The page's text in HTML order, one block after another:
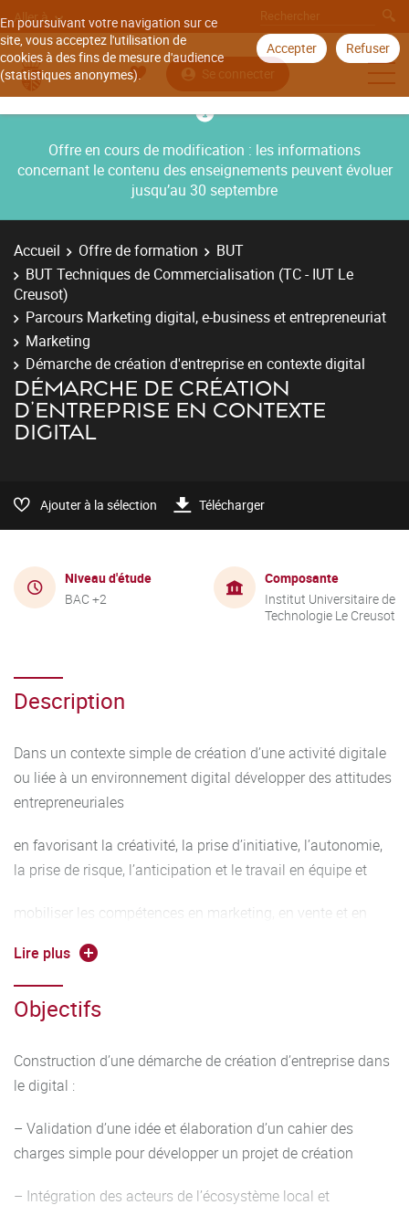
En poursuivant votre navigation sur ce
site, vous acceptez l'utilisation de
cookies à des fins de mesure d'audience
(statistiques anonymes).
Accepter Refuser
Aller à
Se connecter
Offre en cours de modification : les informations
concernant le contenu des enseignements peuvent évoluer
jusqu’au 30 septembre
Accueil Offre de formation
BUT
BUT Techniques de Commercialisation (TC - IUT Le
Creusot)
Parcours Marketing digital, e-business et entrepreneuriat
Marketing
Démarche de création d'entreprise en contexte digital
DÉMARCHE DE CRÉATION
D'ENTREPRISE EN CONTEXTE
DIGITAL
Ajouter à la sélection Télécharger
Niveau d'étude
BAC +2
Composante
Institut Universitaire de
Technologie Le Creusot
Description
Dans un contexte simple de création d’une activité digitale
ou liée à un environnement digital développer des attitudes
entrepreneuriales
en favorisant la créativité, la prise d’initiative, l’autonomie,
la prise de risque, l’anticipation et le travail en équipe et
mobiliser les compétences en marketing, en vente et en
La problématique professionnelle est centrée sur la
proposition d’idées de création d’entreprise en les situant
l’existant et sur la sensibilisation au choix du statut
juridique de l’organisation en tenant compte des
singularités d’une activité digitale ou hybride.
Lire plus
Objectifs
Construction d’une démarche de création d’entreprise dans
le digital :
– Validation d’une idée et élaboration d’un cahier des
charges simple pour développer un projet de création
– Intégration des acteurs de l’écosystème local et